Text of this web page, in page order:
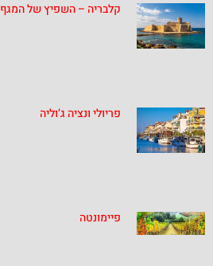
קלבריה – השפיץ של המגף
פריולי ונציה ג’וליה
פיימונטה